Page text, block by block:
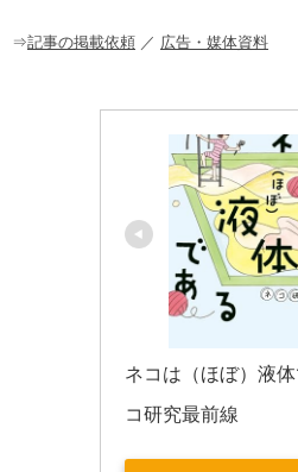
o
⇒記事の掲載依頼 ／ 広告・媒体資料
ネコは（ほぼ）液
コ研究最前線